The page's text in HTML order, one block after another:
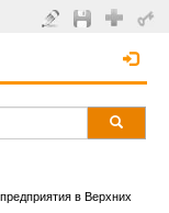
в Верхних